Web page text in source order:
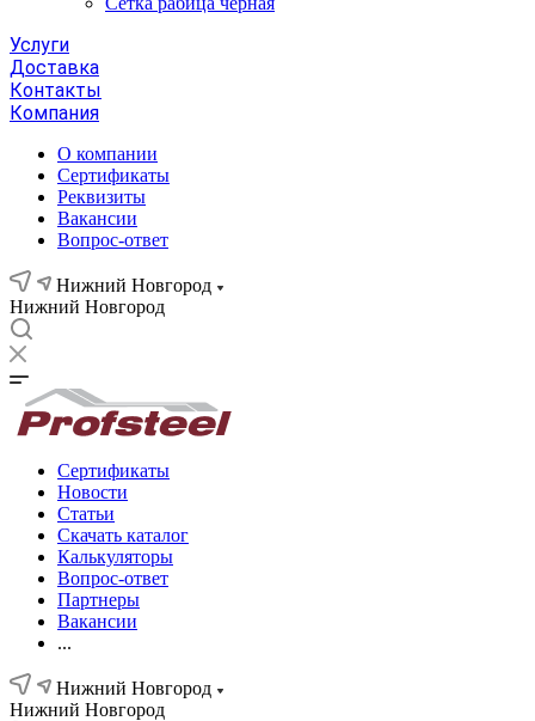
Услуги
Доставка
Контакты
Компания
О компании
Сертификаты
Реквизиты
Вакансии
Вопрос-ответ
Нижний Новгород
Нижний Новгород
Сертификаты
Новости
Статьи
Скачать каталог
Калькуляторы
Вопрос-ответ
Партнеры
Вакансии
...
Нижний Новгород
Нижний Новгород